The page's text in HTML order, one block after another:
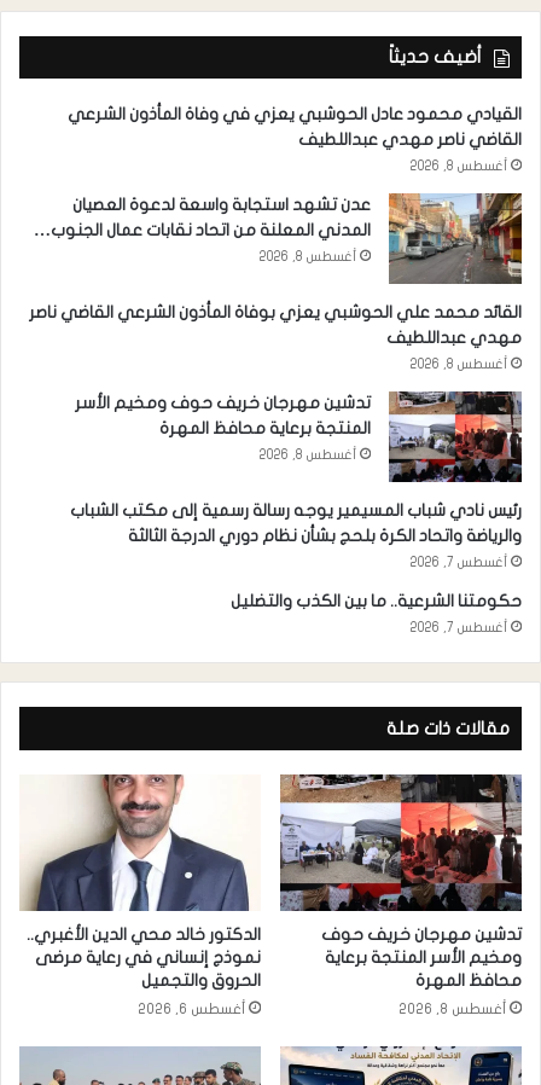
أضيف حديثاً
القيادي محمود عادل الحوشبي يعزي في وفاة المأذون الشرعي
القاضي ناصر مهدي عبداللطيف
أغسطس 8, 2026
عدن تشهد استجابة واسعة لدعوة العصيان
المدني المعلنة من اتحاد نقابات عمال الجنوب…
أغسطس 8, 2026
القائد محمد علي الحوشبي يعزي بوفاة المأذون الشرعي القاضي ناصر
مهدي عبداللطيف
أغسطس 8, 2026
تدشين مهرجان خريف حوف ومخيم الأسر
المنتجة برعاية محافظ المهرة
أغسطس 8, 2026
رئيس نادي شباب المسيمير يوجه رسالة رسمية إلى مكتب الشباب
والرياضة واتحاد الكرة بلحج بشأن نظام دوري الدرجة الثالثة
أغسطس 7, 2026
حكومتنا الشرعية.. ما بين الكذب والتضليل
أغسطس 7, 2026
مقالات ذات صلة
تدشين مهرجان خريف حوف
ومخيم الأسر المنتجة برعاية
محافظ المهرة
أغسطس 8, 2026
الدكتور خالد محي الدين الأغبري..
نموذج إنساني في رعاية مرضى
الحروق والتجميل
أغسطس 6, 2026